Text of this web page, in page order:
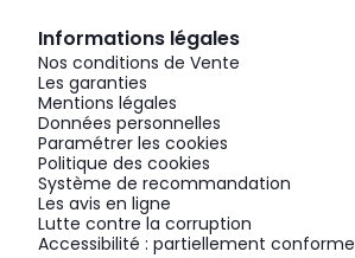
Informations légales
Nos conditions de Vente
Les garanties
Mentions légales
Données personnelles
Paramétrer les cookies
Politique des cookies
Système de recommandation
Les avis en ligne
Lutte contre la corruption
Accessibilité : partiellement conforme